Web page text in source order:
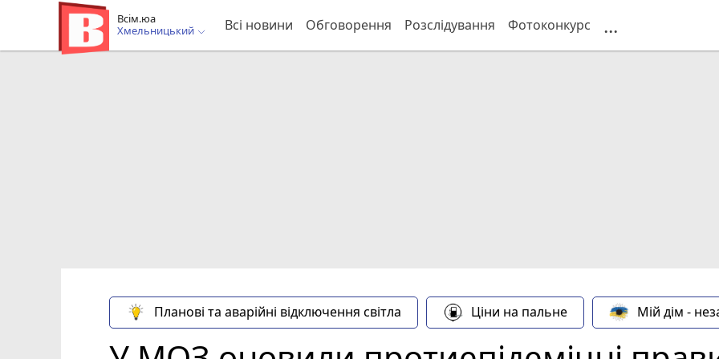
Всім.юа
Хмельницький
Всі новини Обговорення Розслідування Фотоконкурс ...
Планові та аварійні відключення світла Ціни на пальне Мій дім -